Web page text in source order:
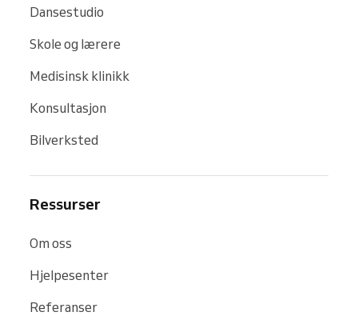
Dansestudio
Skole og lærere
Medisinsk klinikk
Konsultasjon
Bilverksted
Ressurser
Om oss
Hjelpesenter
Referanser